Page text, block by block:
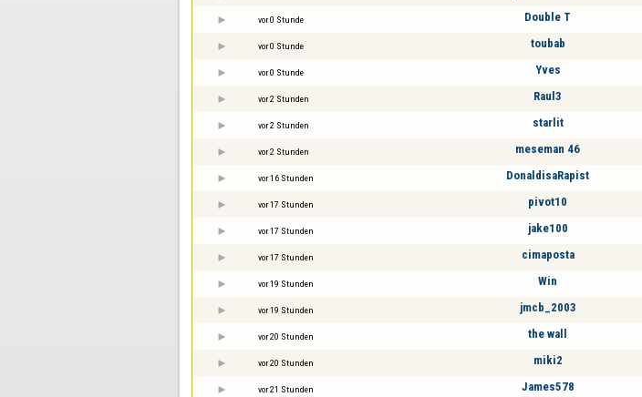
vor 0 Stunde Double T
vor 0 Stunde toubab
vor 0 Stunde Yves
vor 2 Stunden Raul3
vor 2 Stunden starlit
vor 2 Stunden meseman 46
vor 16 Stunden DonaldisaRapist
vor 17 Stunden pivot10
vor 17 Stunden jake100
vor 17 Stunden cimaposta
vor 19 Stunden Win
vor 19 Stunden jmcb_2003
vor 20 Stunden the wall
vor 20 Stunden miki2
vor 21 Stunden James578